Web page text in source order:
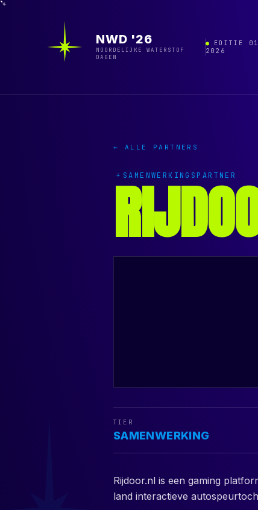
NWD '26
NOORDELIJKE WATERSTOF
DAGEN
EDITIE 01
2026
← ALLE PARTNERS
SAMENWERKINGSPARTNER
TIER
SAMENWERKING
Rijdoor.nl is een gaming
land interactieve